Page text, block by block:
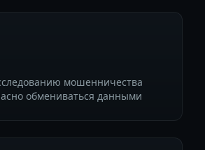
мошенничества
обмениваться данными